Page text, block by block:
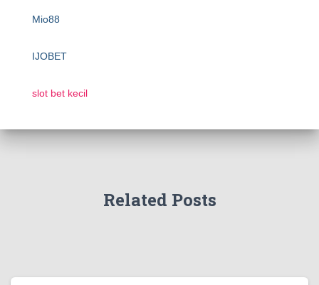
Mio88
IJOBET
slot bet kecil
Related Posts